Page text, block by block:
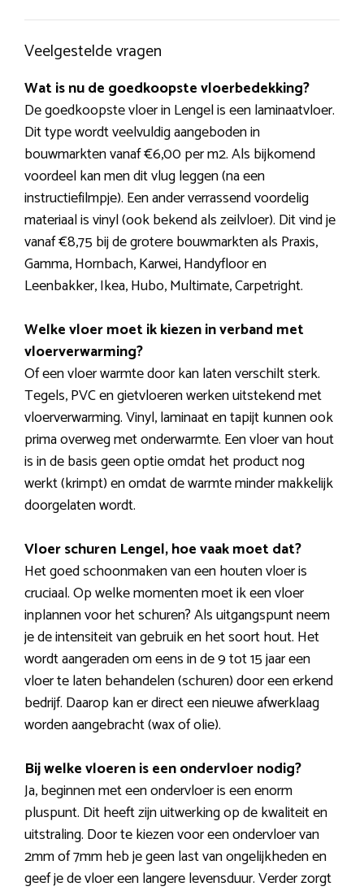
Veelgestelde vragen
Wat is nu de goedkoopste vloerbedekking?
De goedkoopste vloer in Lengel is een laminaatvloer.
Dit type wordt veelvuldig aangeboden in
bouwmarkten vanaf €6,00 per m2. Als bijkomend
voordeel kan men dit vlug leggen (na een
instructiefilmpje). Een ander verrassend voordelig
materiaal is vinyl (ook bekend als zeilvloer). Dit vind je
vanaf €8,75 bij de grotere bouwmarkten als Praxis,
Gamma, Hornbach, Karwei, Handyfloor en
Leenbakker, Ikea, Hubo, Multimate, Carpetright.
Welke vloer moet ik kiezen in verband met
vloerverwarming?
Of een vloer warmte door kan laten verschilt sterk.
Tegels, PVC en gietvloeren werken uitstekend met
vloerverwarming. Vinyl, laminaat en tapijt kunnen ook
prima overweg met onderwarmte. Een vloer van hout
is in de basis geen optie omdat het product nog
werkt (krimpt) en omdat de warmte minder makkelijk
doorgelaten wordt.
Vloer schuren Lengel, hoe vaak moet dat?
Het goed schoonmaken van een houten vloer is
cruciaal. Op welke momenten moet ik een vloer
inplannen voor het schuren? Als uitgangspunt neem
je de intensiteit van gebruik en het soort hout. Het
wordt aangeraden om eens in de 9 tot 15 jaar een
vloer te laten behandelen (schuren) door een erkend
bedrijf. Daarop kan er direct een nieuwe afwerklaag
worden aangebracht (wax of olie).
Bij welke vloeren is een ondervloer nodig?
Ja, beginnen met een ondervloer is een enorm
pluspunt. Dit heeft zijn uitwerking op de kwaliteit en
uitstraling. Door te kiezen voor een ondervloer van
2mm of 7mm heb je geen last van ongelijkheden en
geef je de vloer een langere levensduur. Verder zorgt